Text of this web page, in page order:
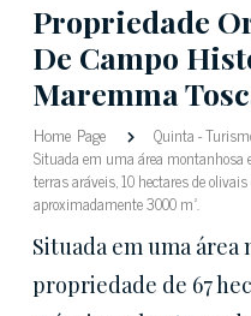
Propriedade
De Campo
Maremma
Home Page Quinta-
Situada em uma área montanhosa
terras aráveis, 10 hectares de
aproximadamente 3000 m².
Situada em uma área
propriedade de 67